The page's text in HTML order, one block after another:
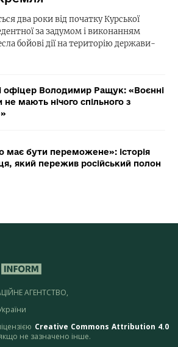
два роки від початку Курської
за задумом і виконанням
бойові дії на територію держави-
офіцер Володимир Ращук: «Воєнні
не мають нічого спільного з
має бути переможене»: історія
який пережив російський полон
АГЕНТСТВО,
Creative Commons Attribution 4.0
не зазначено інше.